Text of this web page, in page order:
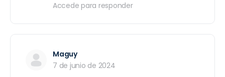
Accede para responder
Maguy
7 de junio de 2024